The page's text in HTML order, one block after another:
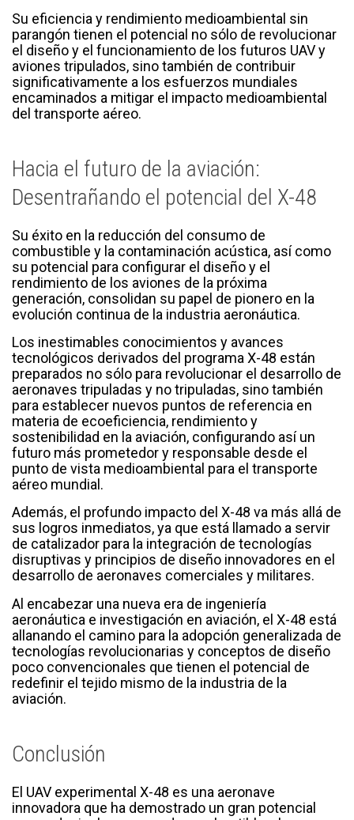
Su eficiencia y rendimiento medioambiental sin
parangón tienen el potencial no sólo de revolucionar
el diseño y el funcionamiento de los futuros UAV y
aviones tripulados, sino también de contribuir
significativamente a los esfuerzos mundiales
encaminados a mitigar el impacto medioambiental
del transporte aéreo.
Hacia el futuro de la aviación:
Desentrañando el potencial del X-48
Su éxito en la reducción del consumo de
combustible y la contaminación acústica, así como
su potencial para configurar el diseño y el
rendimiento de los aviones de la próxima
generación, consolidan su papel de pionero en la
evolución continua de la industria aeronáutica.
Los inestimables conocimientos y avances
tecnológicos derivados del programa X-48 están
preparados no sólo para revolucionar el desarrollo de
aeronaves tripuladas y no tripuladas, sino también
para establecer nuevos puntos de referencia en
materia de ecoeficiencia, rendimiento y
sostenibilidad en la aviación, configurando así un
futuro más prometedor y responsable desde el
punto de vista medioambiental para el transporte
aéreo mundial.
Además, el profundo impacto del X-48 va más allá de
sus logros inmediatos, ya que está llamado a servir
de catalizador para la integración de tecnologías
disruptivas y principios de diseño innovadores en el
desarrollo de aeronaves comerciales y militares.
Al encabezar una nueva era de ingeniería
aeronáutica e investigación en aviación, el X-48 está
allanando el camino para la adopción generalizada de
tecnologías revolucionarias y conceptos de diseño
poco convencionales que tienen el potencial de
redefinir el tejido mismo de la industria de la
aviación.
Conclusión
El UAV experimental X-48 es una aeronave
innovadora que ha demostrado un gran potencial